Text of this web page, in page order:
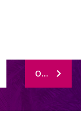
ODEBÍRAT